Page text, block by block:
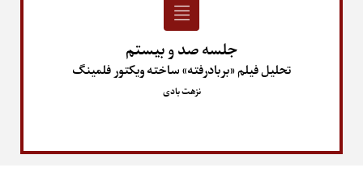
جلسه صد و بیستم
تحلیل فیلم «بربادرفته» ساخته ویکتور فلمینگ
نزهت بادی